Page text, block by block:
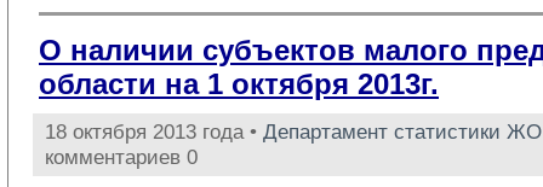
О наличии субъектов малого
области на 1 октября 2013г.
18 октября 2013 года • Департамент статистики ЖО
комментариев 0